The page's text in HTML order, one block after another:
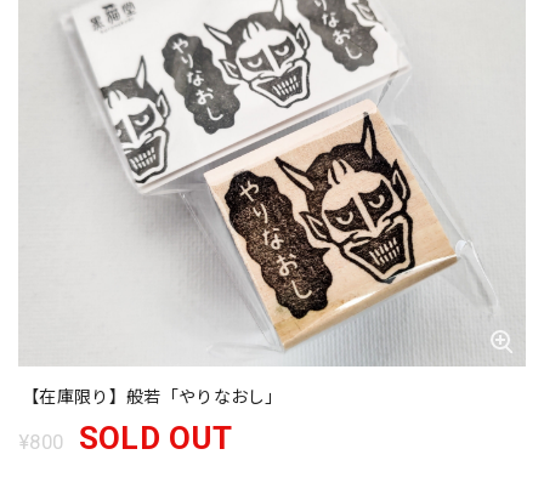
【在庫限り】般若「やりなおし」
¥800 SOLD OUT